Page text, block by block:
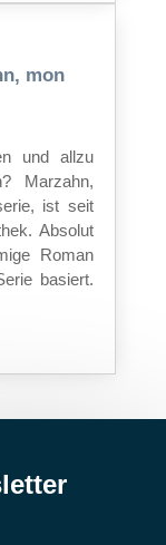
mon
und allzu
Marzahn,
ist seit
Absolut
Roman
basiert.